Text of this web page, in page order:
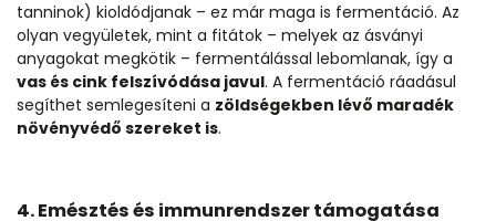
tanninok) kioldódjanak – ez már maga is fermentáció. Az
olyan vegyületek, mint a fitátok – melyek az ásványi
anyagokat megkötik – fermentálással lebomlanak, így a
vas és cink felszívódása javul. A fermentáció ráadásul
segíthet semlegesíteni a zöldségekben lévő maradék
növényvédő szereket is.
4. Emésztés és immunrendszer támogatása